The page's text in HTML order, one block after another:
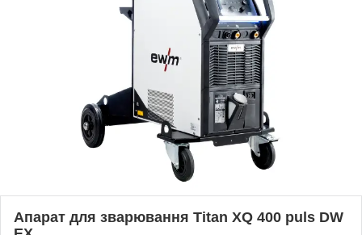
Апарат для зварювання Titan XQ 400 puls DW